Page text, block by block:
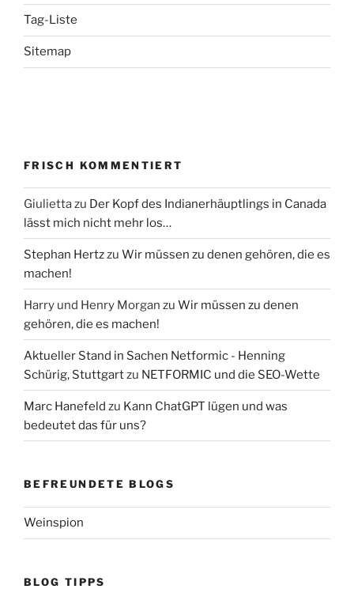
Tag-Liste
Sitemap
FRISCH KOMMENTIERT
Giuliettazu Der Kopf des Indianerhäuptlings in Canada
lässt mich nicht mehr los…
Stephan Hertzzu Wir müssen zu denen gehören, die es
machen!
Harry und Henry Morgan zu Wir müssen zu denen
gehören, die es machen!
Aktueller Stand in Sachen Netformic - Henning
Schürig, Stuttgartzu NETFORMIC und die SEO-Wette
Marc Hanefeld zu Kann ChatGPT lügen und was
bedeutet das für uns?
BEFREUNDETE BLOGS
Weinspion
BLOG TIPPS